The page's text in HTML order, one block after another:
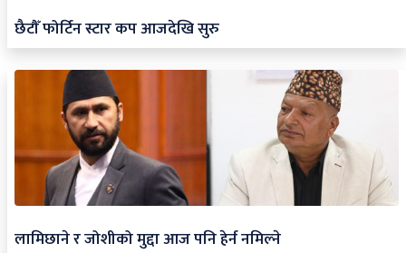
छैटौँ फोर्टिन स्टार कप आजदेखि सुरु
लामिछाने र जोशीको मुद्दा आज पनि हेर्न नमिल्ने